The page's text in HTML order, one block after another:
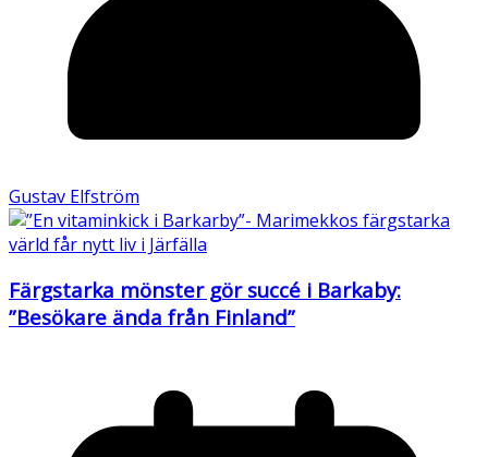
Gustav Elfström
Färgstarka mönster gör succé i Barkaby:
”Besökare ända från Finland”